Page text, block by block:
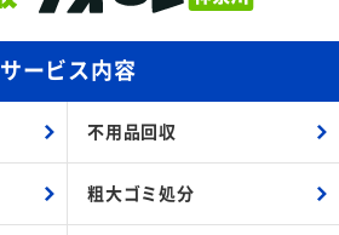
サービス内容
不用品回収
粗大ゴミ処分